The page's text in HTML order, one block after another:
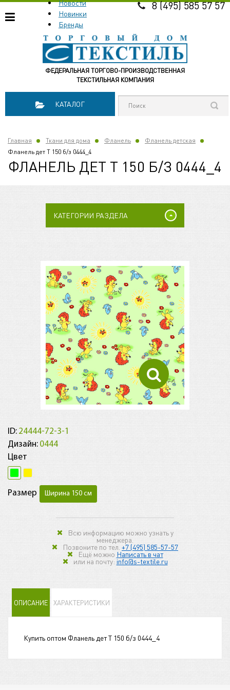
ФЕДЕРАЛЬНАЯ ТОРГОВО-ПРОИЗВОДСТВЕННАЯ
ТЕКСТИЛЬНАЯ КОМПАНИЯ
Новости
Новинки
Бренды
8 (495) 585 57 57
КАТАЛОГ
Главная Ткани для дома Фланель
Фланель детская
Фланель дет Т 150 б/з 0444_4
ФЛАНЕЛЬ ДЕТ Т 150 Б/З 0444_4
КАТЕГОРИИ РАЗДЕЛА
ID: 24444-72-3-1
Дизайн: 0444
Цвет
Размер Ширина 150 см
Всю информацию можно узнать у
менеджера.
Позвоните по тел. +7 (495) 585-57-57
Ещё можно Написать в чат
или на почту: info@s-textile.ru
ОПИСАНИЕ ХАРАКТЕРИСТИКИ
Купить оптом Фланель дет Т 150 б/з 0444_4